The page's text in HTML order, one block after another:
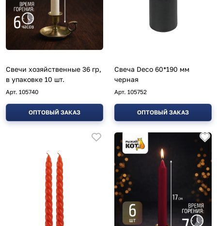
Свечи хозяйственные 36 гр,
в упаковке 10 шт.
Арт. 105740
ОПТОВЫЙ ЗАКАЗ
Свеча Deco 60*190 мм
черная
Арт. 105752
ОПТОВЫЙ ЗАКАЗ